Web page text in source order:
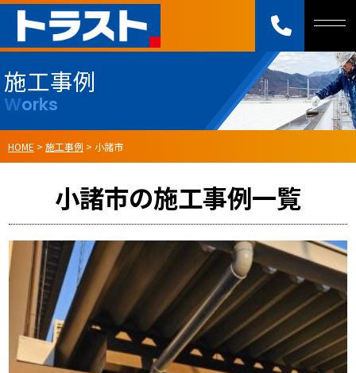
施工事例
Works
HOME > 施工事例 > 小諸市
小諸市の施工事例一覧